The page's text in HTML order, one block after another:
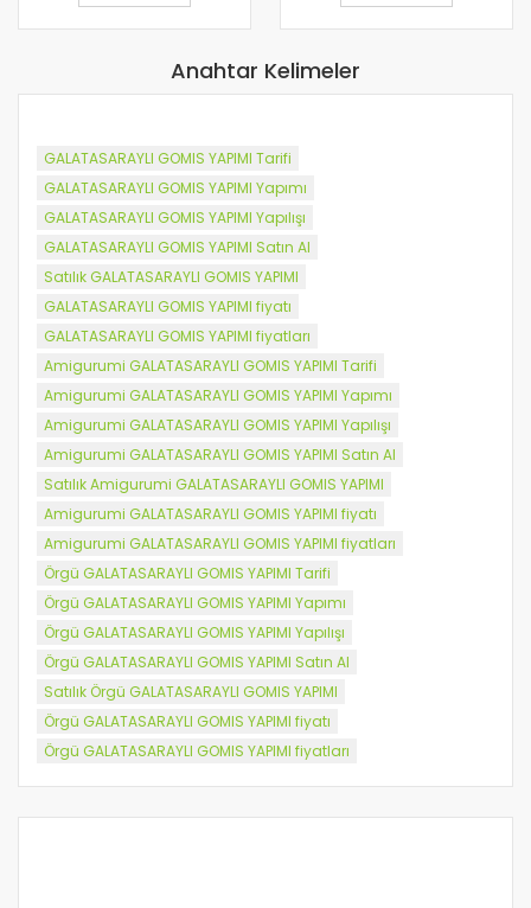
Anahtar Kelimeler
GALATASARAYLI GOMIS YAPIMI Tarifi
GALATASARAYLI GOMIS YAPIMI Yapımı
GALATASARAYLI GOMIS YAPIMI Yapılışı
GALATASARAYLI GOMIS YAPIMI Satın Al
Satılık GALATASARAYLI GOMIS YAPIMI
GALATASARAYLI GOMIS YAPIMI fiyatı
GALATASARAYLI GOMIS YAPIMI fiyatları
Amigurumi GALATASARAYLI GOMIS YAPIMI Tarifi
Amigurumi GALATASARAYLI GOMIS YAPIMI Yapımı
Amigurumi GALATASARAYLI GOMIS YAPIMI Yapılışı
Amigurumi GALATASARAYLI GOMIS YAPIMI Satın Al
Satılık Amigurumi GALATASARAYLI GOMIS YAPIMI
Amigurumi GALATASARAYLI GOMIS YAPIMI fiyatı
Amigurumi GALATASARAYLI GOMIS YAPIMI fiyatları
Örgü GALATASARAYLI GOMIS YAPIMI Tarifi
Örgü GALATASARAYLI GOMIS YAPIMI Yapımı
Örgü GALATASARAYLI GOMIS YAPIMI Yapılışı
Örgü GALATASARAYLI GOMIS YAPIMI Satın Al
Satılık Örgü GALATASARAYLI GOMIS YAPIMI
Örgü GALATASARAYLI GOMIS YAPIMI fiyatı
Örgü GALATASARAYLI GOMIS YAPIMI fiyatları